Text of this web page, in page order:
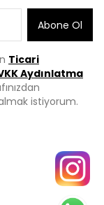
Abone Ol
Ticari
Aydınlatma
istiyorum.